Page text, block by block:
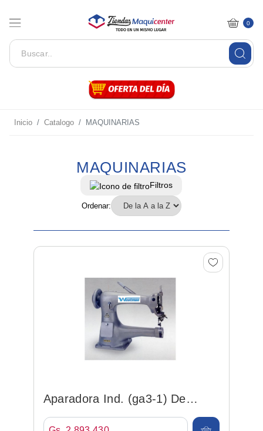
0
Inicio Catalogo MAQUINARIAS
MAQUINARIAS
Filtros
Ordenar:
Aparadora Ind. (ga3-1) De
Cuero